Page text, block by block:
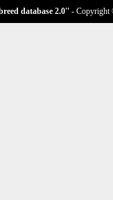
database 2.0'' - Copyright